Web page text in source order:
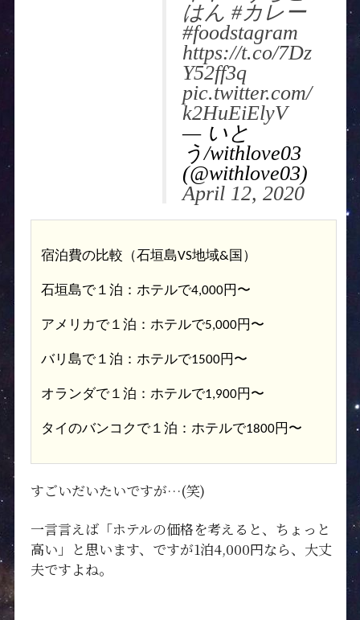
はん #カレー
#foodstagram
https://t.co/7Dz
Y52ff3q
pic.twitter.com/
k2HuEiElyV
— いと
う/withlove03
(@withlove03)
April 12, 2020
宿泊費の比較（石垣島VS地域&国）
石垣島で１泊：ホテルで4,000円〜
アメリカで１泊：ホテルで5,000円〜
バリ島で１泊：ホテルで1500円〜
オランダで１泊：ホテルで1,900円〜
タイのバンコクで１泊：ホテルで1800円〜
すごいだいたいですが…(笑)
一言言えば「ホテルの価格を考えると、ちょっと
高い」と思います、ですが1泊4,000円なら、大丈
夫ですよね。